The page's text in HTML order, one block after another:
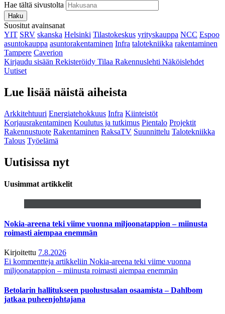
Hae tältä sivustolta
Haku
Suositut avainsanat
YIT SRV skanska Helsinki Tilastokeskus yrityskauppa NCC Espoo
asuntokauppa asuntorakentaminen Infra talotekniikka rakentaminen
Tampere Caverion
Kirjaudu sisään Rekisteröidy Tilaa Rakennuslehti Näköislehdet
Uutiset
Lue lisää näistä aiheista
Arkkitehtuuri Energiatehokkuus Infra Kiinteistöt
Korjausrakentaminen Koulutus ja tutkimus Pientalo Projektit
Rakennustuote Rakentaminen RaksaTV Suunnittelu Talotekniikka
Talous Työelämä
Uutisissa nyt
Uusimmat artikkelit
Nokia-areena teki viime vuonna miljoonatappion – miinusta
roimasti aiempaa enemmän
Kirjoitettu 7.8.2026
Ei kommentteja artikkeliin Nokia-areena teki viime vuonna
miljoonatappion – miinusta roimasti aiempaa enemmän
Betolarin hallitukseen puolustusalan osaamista – Dahlbom
jatkaa puheenjohtajana